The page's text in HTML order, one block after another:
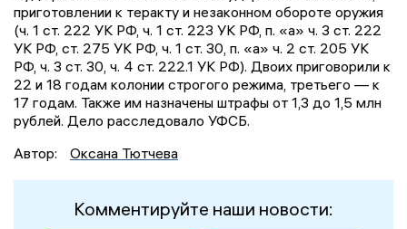
приготовлении к теракту и незаконном обороте оружия
(ч. 1 ст. 222 УК РФ, ч. 1 ст. 223 УК РФ, п. «а» ч. 3 ст. 222
УК РФ, ст. 275 УК РФ, ч. 1 ст. 30, п. «а» ч. 2 ст. 205 УК
РФ, ч. 3 ст. 30, ч. 4 ст. 222.1 УК РФ). Двоих приговорили к
22 и 18 годам колонии строгого режима, третьего — к
17 годам. Также им назначены штрафы от 1,3 до 1,5 млн
рублей. Дело расследовало УФСБ.
Автор:
Оксана Тютчева
Комментируйте наши новости: